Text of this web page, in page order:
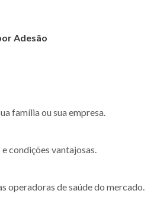
Adesão
família ou sua empresa.
condições vantajosas.
operadoras de saúde do mercado.